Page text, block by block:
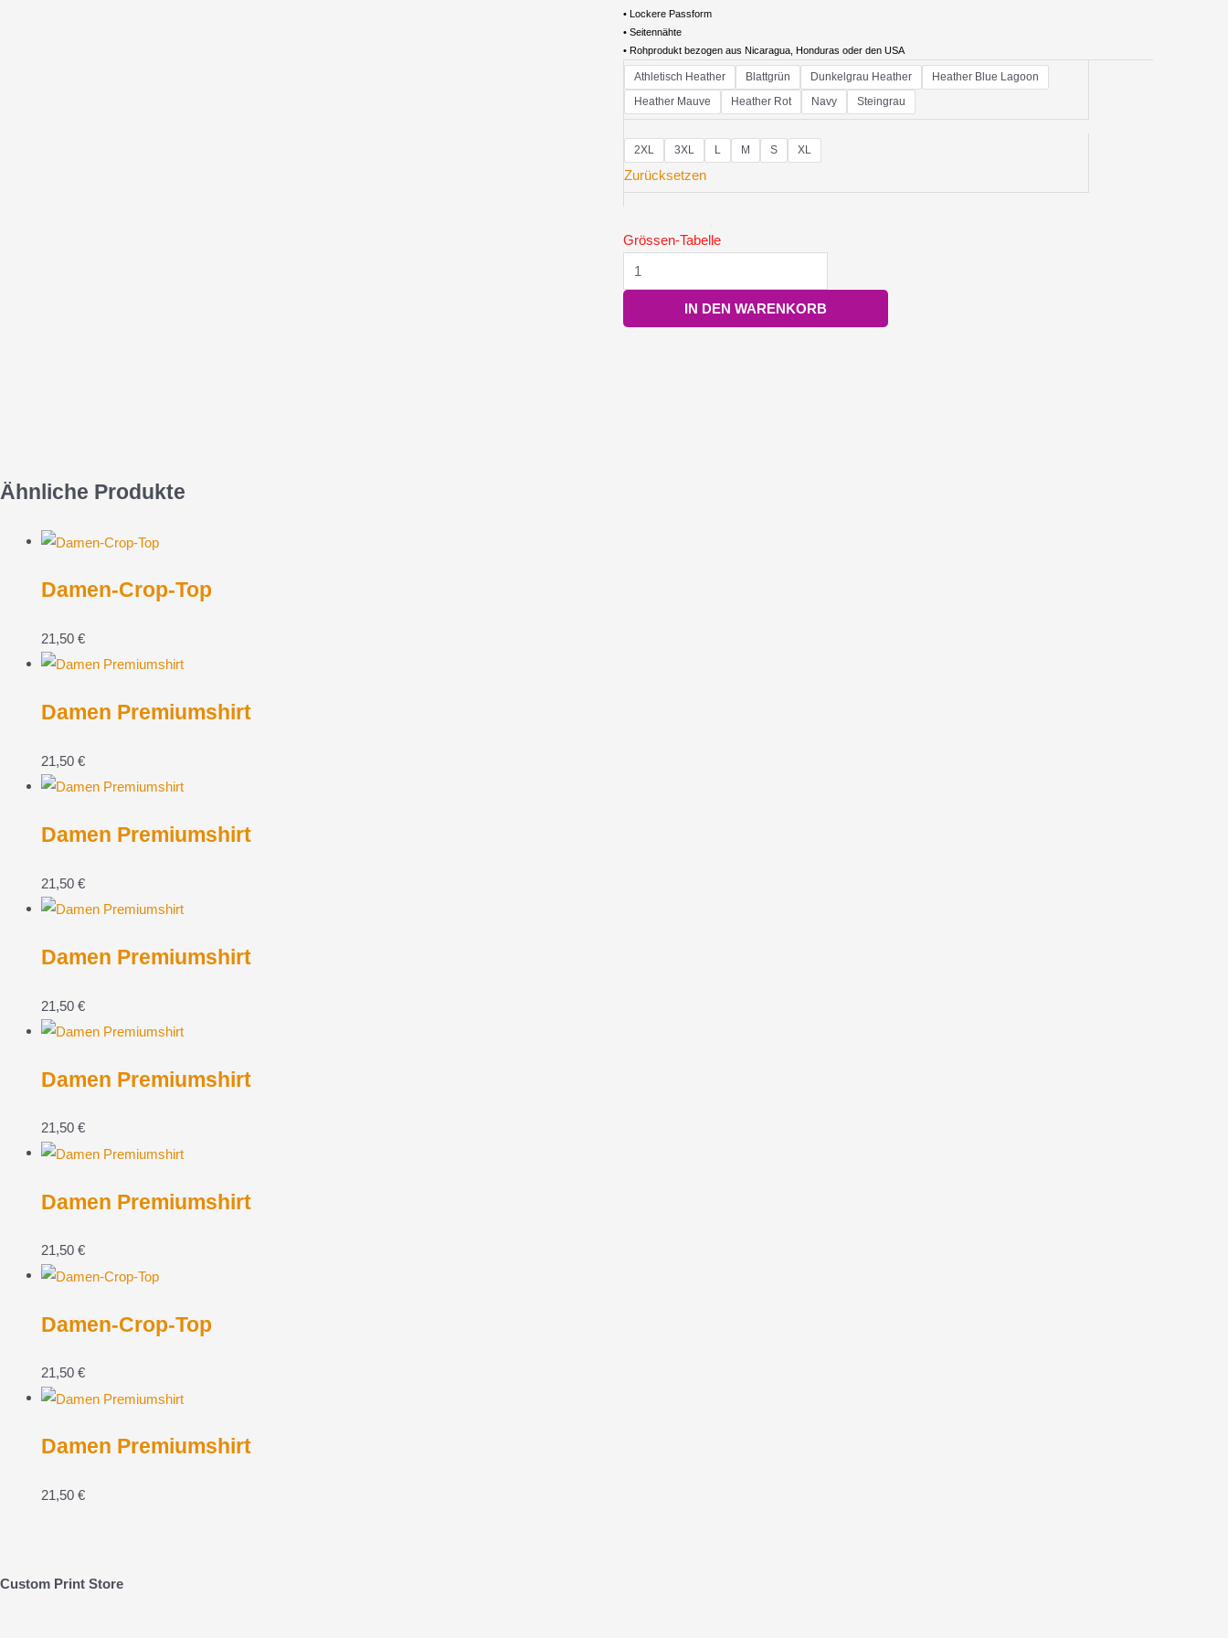
• Lockere Passform
• Seitennähte
• Rohprodukt bezogen aus Nicaragua, Honduras oder den USA
Athletisch Heather Blattgrün Dunkelgrau Heather
Heather Blue Lagoon
Heather Mauve
Heather Rot Navy Steingrau
2XL 3XL L M S XL
Zurücksetzen
Grössen-Tabelle
Damen
Premiumshirt
Menge
IN DEN WARENKORB
Ähnliche Produkte
Damen-Crop-Top
21,50 €
Damen Premiumshirt
21,50 €
Damen Premiumshirt
21,50 €
Damen Premiumshirt
21,50 €
Damen Premiumshirt
21,50 €
Damen Premiumshirt
21,50 €
Damen-Crop-Top
21,50 €
Damen Premiumshirt
21,50 €
Custom Print Store